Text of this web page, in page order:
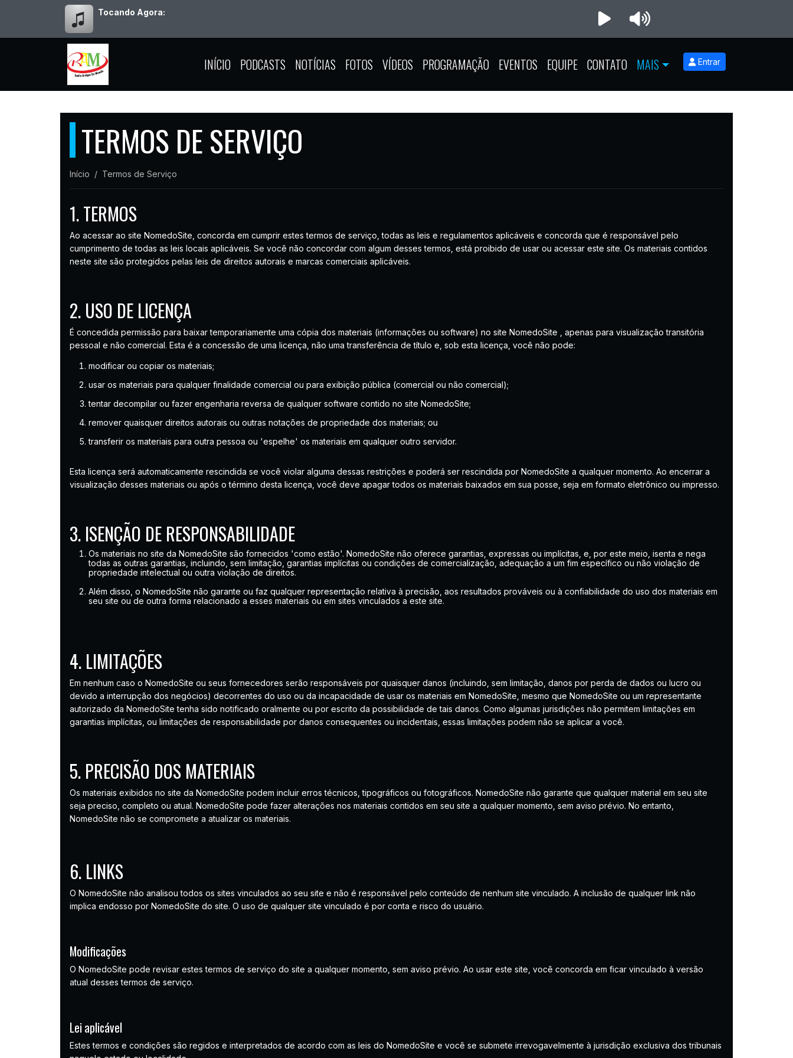
Tocando Agora:
INÍCIO PODCASTS NOTÍCIAS FOTOS VÍDEOS PROGRAMAÇÃO EVENTOS EQUIPE CONTATO MAIS Entrar
TERMOS DE SERVIÇO
Início Termos de Serviço
1. TERMOS
Ao acessar ao site NomedoSite, concorda em cumprir estes termos de serviço, todas as leis e regulamentos aplicáveis ​​e concorda que é responsável pelo
cumprimento de todas as leis locais aplicáveis. Se você não concordar com algum desses termos, está proibido de usar ou acessar este site. Os materiais contidos
neste site são protegidos pelas leis de direitos autorais e marcas comerciais aplicáveis.
2. USO DE LICENÇA
É concedida permissão para baixar temporariamente uma cópia dos materiais (informações ou software) no site NomedoSite , apenas para visualização transitória
pessoal e não comercial. Esta é a concessão de uma licença, não uma transferência de título e, sob esta licença, você não pode:
modificar ou copiar os materiais;
usar os materiais para qualquer finalidade comercial ou para exibição pública (comercial ou não comercial);
tentar decompilar ou fazer engenharia reversa de qualquer software contido no site NomedoSite;
remover quaisquer direitos autorais ou outras notações de propriedade dos materiais; ou
transferir os materiais para outra pessoa ou 'espelhe' os materiais em qualquer outro servidor.
Esta licença será automaticamente rescindida se você violar alguma dessas restrições e poderá ser rescindida por NomedoSite a qualquer momento. Ao encerrar a
visualização desses materiais ou após o término desta licença, você deve apagar todos os materiais baixados em sua posse, seja em formato eletrônico ou impresso.
3. ISENÇÃO DE RESPONSABILIDADE
Os materiais no site da NomedoSite são fornecidos 'como estão'. NomedoSite não oferece garantias, expressas ou implícitas, e, por este meio, isenta e nega
todas as outras garantias, incluindo, sem limitação, garantias implícitas ou condições de comercialização, adequação a um fim específico ou não violação de
propriedade intelectual ou outra violação de direitos.
Além disso, o NomedoSite não garante ou faz qualquer representação relativa à precisão, aos resultados prováveis ​​ou à confiabilidade do uso dos materiais em
seu site ou de outra forma relacionado a esses materiais ou em sites vinculados a este site.
4. LIMITAÇÕES
Em nenhum caso o NomedoSite ou seus fornecedores serão responsáveis ​​por quaisquer danos (incluindo, sem limitação, danos por perda de dados ou lucro ou
devido a interrupção dos negócios) decorrentes do uso ou da incapacidade de usar os materiais em NomedoSite, mesmo que NomedoSite ou um representante
autorizado da NomedoSite tenha sido notificado oralmente ou por escrito da possibilidade de tais danos. Como algumas jurisdições não permitem limitações em
garantias implícitas, ou limitações de responsabilidade por danos consequentes ou incidentais, essas limitações podem não se aplicar a você.
5. PRECISÃO DOS MATERIAIS
Os materiais exibidos no site da NomedoSite podem incluir erros técnicos, tipográficos ou fotográficos. NomedoSite não garante que qualquer material em seu site
seja preciso, completo ou atual. NomedoSite pode fazer alterações nos materiais contidos em seu site a qualquer momento, sem aviso prévio. No entanto,
NomedoSite não se compromete a atualizar os materiais.
6. LINKS
O NomedoSite não analisou todos os sites vinculados ao seu site e não é responsável pelo conteúdo de nenhum site vinculado. A inclusão de qualquer link não
implica endosso por NomedoSite do site. O uso de qualquer site vinculado é por conta e risco do usuário.
Modificações
O NomedoSite pode revisar estes termos de serviço do site a qualquer momento, sem aviso prévio. Ao usar este site, você concorda em ficar vinculado à versão
atual desses termos de serviço.
Lei aplicável
Estes termos e condições são regidos e interpretados de acordo com as leis do NomedoSite e você se submete irrevogavelmente à jurisdição exclusiva dos tribunais